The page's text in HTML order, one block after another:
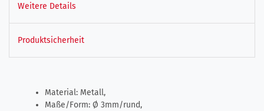
Weitere Details
Produktsicherheit
Material: Metall,
Maße/Form: Ø ​3mm/rund,